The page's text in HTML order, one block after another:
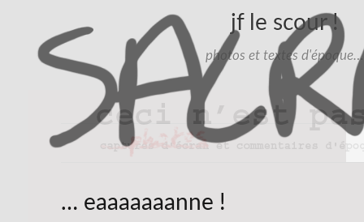
jf le scour !
photos et textes d'époque…
… eaaaaaaanne !